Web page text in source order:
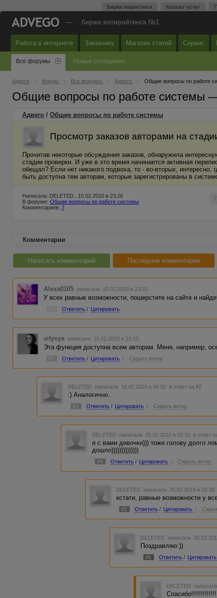
Биржа маркетинга Каталог услуг
— биржа копирайтинга №1
Работа в интернете Заказчику Магазин статей Сервис
Все форумы Новые сообщения
Адвего Форум Все форумы Адвего Общие вопросы по работе
Общие вопросы по работе системы
Адвего / Общие вопросы по работе системы
Просмотр заказов авторами на
Прочитав некоторые обсуждения заказов, обнаружила
стадии проверки. И уже в это время начинается активная
обещал? Если нет никакого подвоха, то - во-вторых,
быть доступна тем авторам, которые зарегистрированы в
Написала: DELETED , 15.02.2010 в 23:26
В форуме: Общие вопросы по работе системы
Комментариев: 7
Комментарии
Написать комментарий Последние комментарии
Alexa0105 написала 15.02.2010 в 23:31
У всех равные возможности, пошерстите на сайте и
Ответить / Цитировать
vitysya написала 15.02.2010 в 23:33
Эта функция доступна всем авторам. Меня, например,
Ответить / Цитировать / Скрыть ветку
DELETED написала 16.02.2010 в 06:52 в ответ на #2
:) Аналогично.
#3 Ответить / Цитировать / Скрыть ветку
DELETED написала 25.02.2010 в 02:31 в ответ
я с вами девочки))) тоже голову долго
дошло))))))))))))))
#4 Ответить / Цитировать / Скрыть ветку
DELETED написала 25.02.2010 в
кстати, равные возможности у
#5 Ответить / Цитировать /
DELETED написала
Поздравляю:))
#6 Ответить / Цитировать
DELETED